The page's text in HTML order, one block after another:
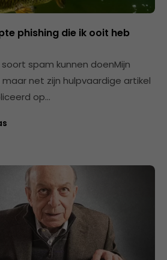
phishing die ik ooit heb
spam kunnen doenMijn
net zijn hulpvaardige artikel
op…